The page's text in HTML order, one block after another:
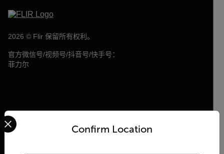
2026 © Flir 保留所有权利。
官方微信号/视频号/抖音号/快手号：
菲力尔
Confirm Location
Select your preferred country and language from the